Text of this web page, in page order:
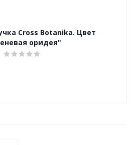
Cross Botanika. Цвет
оридея"